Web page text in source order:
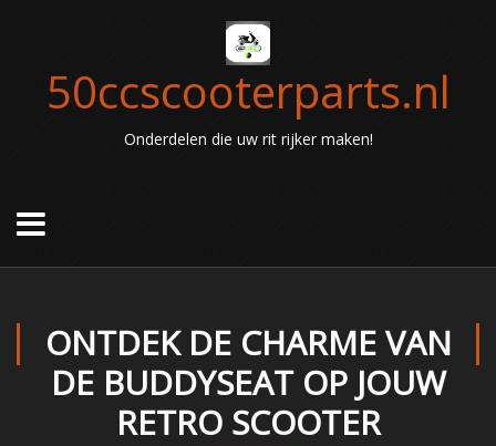
50ccscooterparts.nl
Onderdelen die uw rit rijker maken!
ONTDEK DE CHARME VAN
DE BUDDYSEAT OP JOUW
RETRO SCOOTER